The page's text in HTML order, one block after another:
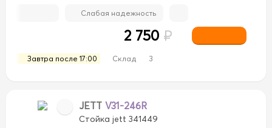
Слабая надежность
Завтра после 17:00 Склад 3
2 750 ₽
JETT V31-246R
Стойка jett 341449